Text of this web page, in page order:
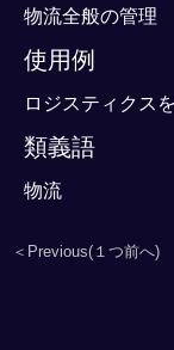
物流全般の管理
使用例
ロジスティクス
類義語
物流
＜Previous(１つ前へ)